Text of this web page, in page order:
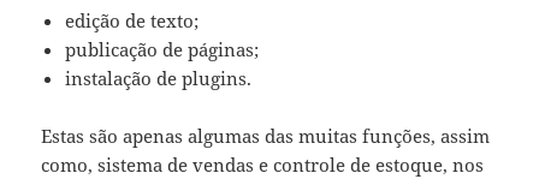
edição de texto;
publicação de páginas;
instalação de plugins.
Estas são apenas algumas das muitas funções, assim
como, sistema de vendas e controle de estoque, nos